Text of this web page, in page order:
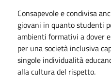
Consapevole e condivisa
giovani in quanto studenti
ambienti formativi a dover
per una società inclusiva
singole individualità
alla cultura del rispetto.